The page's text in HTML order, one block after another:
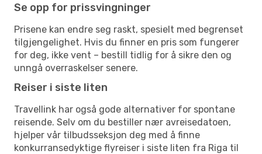
Se opp for prissvingninger
Prisene kan endre seg raskt, spesielt med begrenset
tilgjengelighet. Hvis du finner en pris som fungerer
for deg, ikke vent – bestill tidlig for å sikre den og
unngå overraskelser senere.
Reiser i siste liten
Travellink har også gode alternativer for spontane
reisende. Selv om du bestiller nær avreisedatoen,
hjelper vår tilbudsseksjon deg med å finne
konkurransedyktige flyreiser i siste liten fra Riga til